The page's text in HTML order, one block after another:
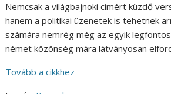
Nemcsak a világbajnoki címért küzdő
hanem a politikai üzenetek is tehetnek
számára nemrég még az egyik
német közönség mára látványosan
Tovább a cikkhez